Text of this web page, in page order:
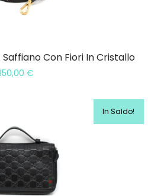
Con Fiori In Cristallo
€
In Saldo!